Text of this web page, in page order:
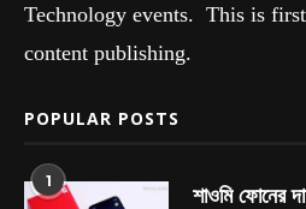
Technology events. This is
content publishing.
POPULAR POSTS
1
শাওমি ফোনের